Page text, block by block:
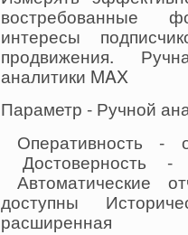
востребованные
интересы
продвижения.
аналитики MAX
Параметр - Ручной
Оперативность -
Достоверность -
Автоматические
доступны
расширенная